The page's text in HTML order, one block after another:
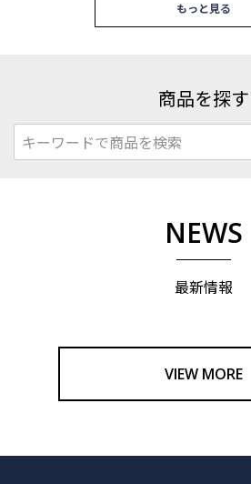
もっと見る
商品を探す
NEWS
最新情報
VIEW MORE